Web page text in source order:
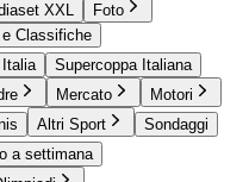
XXL
Foto
Classifiche
Italia
Supercoppa Italiana
Mercato
Motori
Altri Sport
Sondaggi
a settimana